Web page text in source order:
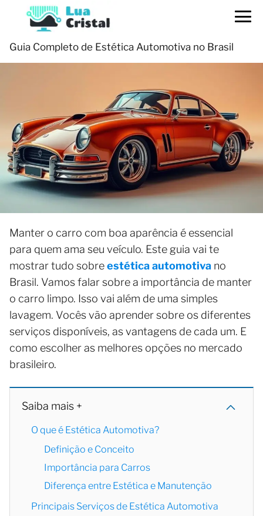
Guia Completo de Estética Automotiva no Brasil
Manter o carro com boa aparência é essencial
para quem ama seu veículo. Este guia vai te
mostrar tudo sobreestética automotiva no
Brasil. Vamos falar sobre a importância de manter
o carro limpo. Isso vai além de uma simples
lavagem. Vocês vão aprender sobre os diferentes
serviços disponíveis, as vantagens de cada um. E
como escolher as melhores opções no mercado
brasileiro.
Saiba mais +
O que é Estética Automotiva?
Definição e Conceito
Importância para Carros
Diferença entre Estética e Manutenção
Principais Serviços de Estética Automotiva